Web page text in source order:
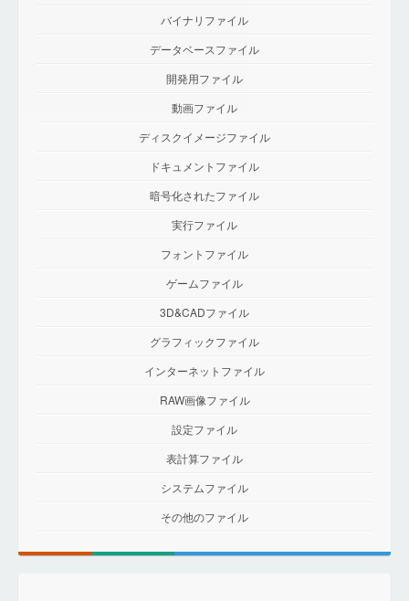
バイナリファイル
データベースファイル
開発用ファイル
動画ファイル
ディスクイメージファイル
ドキュメントファイル
暗号化されたファイル
実行ファイル
フォントファイル
ゲームファイル
3D&CADファイル
グラフィックファイル
インターネットファイル
RAW画像ファイル
設定ファイル
表計算ファイル
システムファイル
その他のファイル